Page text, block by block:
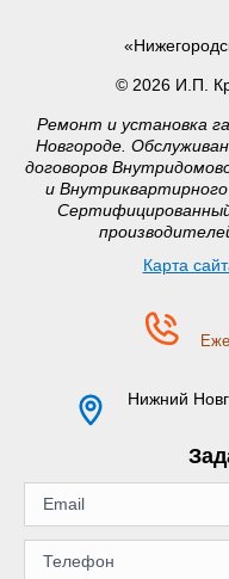
© 2026 И.П.
Ремонт и установка
Новгороде.
договоров
и
Карта
Нижний